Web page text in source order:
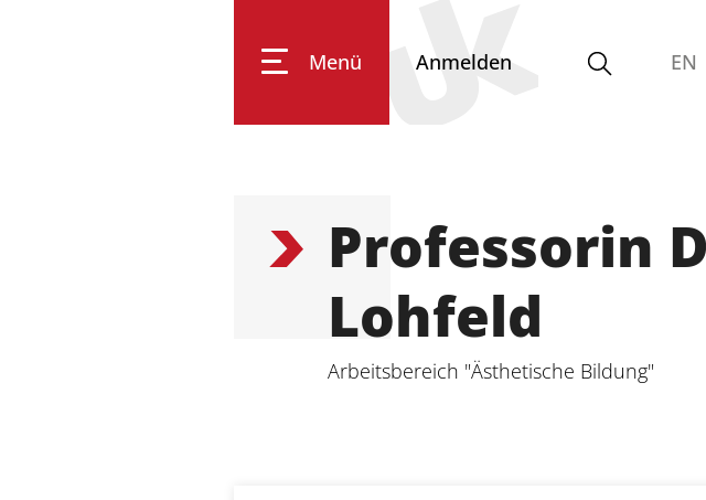
Menü Anmelden EN
Professorin
Lohfeld
Arbeitsbereich "Ästhetische Bildung"